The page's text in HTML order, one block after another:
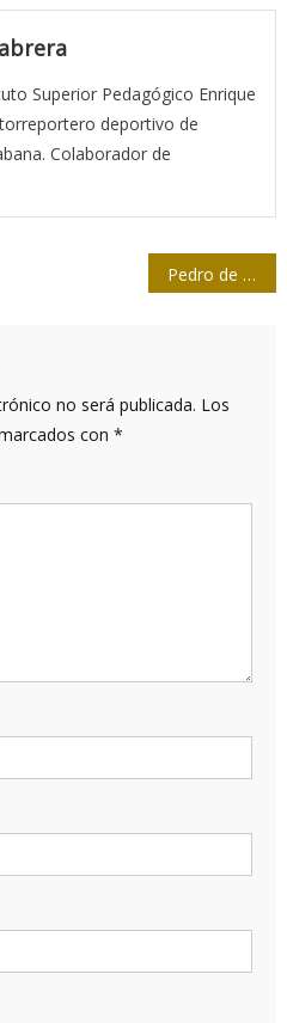
Superior Pedagógico Enrique
deportivo de
Colaborador de
Pedro de la Hoz: La misión del crítico es ser un mediador desde la ética
no será publicada. Los
con *